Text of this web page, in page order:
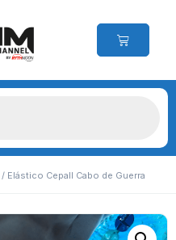
/ Elástico Cepall Cabo de Guerra